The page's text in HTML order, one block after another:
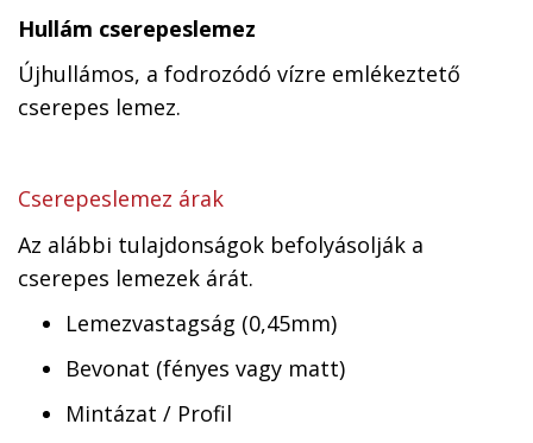
Hullám cserepeslemez
Újhullámos, a fodrozódó vízre emlékeztető
cserepes lemez.
Cserepeslemez árak
Az alábbi tulajdonságok befolyásolják a
cserepes lemezek árát.
Lemezvastagság (0,45mm)
Bevonat (fényes vagy matt)
Mintázat / Profil